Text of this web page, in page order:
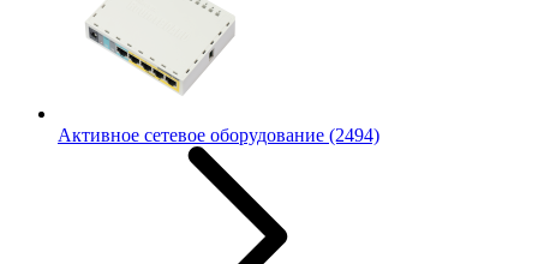
Активное сетевое оборудование (2494)